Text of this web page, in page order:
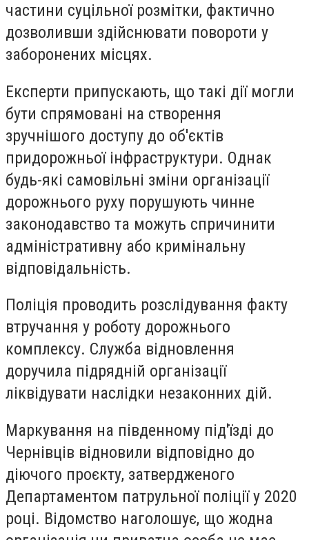
частини суцільної розмітки, фактично
дозволивши здійснювати повороти у
заборонених місцях.
Експерти припускають, що такі дії могли
бути спрямовані на створення
зручнішого доступу до об'єктів
придорожньої інфраструктури. Однак
будь-які самовільні зміни організації
дорожнього руху порушують чинне
законодавство та можуть спричинити
адміністративну або кримінальну
відповідальність.
Поліція проводить розслідування факту
втручання у роботу дорожнього
комплексу. Служба відновлення
доручила підрядній організації
ліквідувати наслідки незаконних дій.
Маркування на південному під'їзді до
Чернівців відновили відповідно до
діючого проєкту, затвердженого
Департаментом патрульної поліції у 2020
році. Відомство наголошує, що жодна